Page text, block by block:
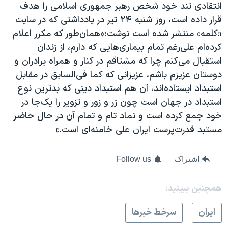
انتقادی تند خود شخص رهبر جمهوری اسلامی را هدف
قرار داده است، روز شنبه ۲۴ تیر در یادداشتی که در سایت
«کلمه» منتشر شده است نوشت:«همان‌طور که مکرر اعلام
کرده‌ام علی‌رغم تمام بیماری‌هایی که دارم، از زندان
استقبال می‌کنم چرا که مشتاقم در کنار و همراه برادران و
دوستان عزیزم باشم، عزیزانی که کما فی‌السابق در مقابل
استبداد ایستاده‌اند، آن هم استبداد دینی که بدترین نوع
استبداد در جهان است چون زر و زور و تزویر را یک‌جا در
خود جمع کرده‌ است و نماد تام و تمام آن در حال حاضر
مستبد قدرت‌پرست ایران علی خامنه‌ای است.»
اشتراک Follow us
همچنبن ببینید:
ايران
سرخط خبرها